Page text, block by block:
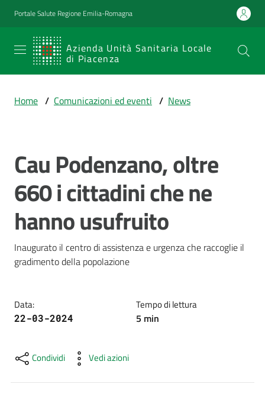
Vai al contenuto
Vai alla navigazione
Vai al footer
Portale Salute Regione Emilia-Romagna
Azienda Unità Sanitaria Locale
di Piacenza
SERVIZIO
SANITARIO
Emilia-
Sanitaria Locale
di Piacenza
Prestazioni
e
percorsi
di
cura
Come
Home / Comunicazioni ed eventi / News
Salta al contenuto
Cau Podenzano, oltre
660 i cittadini che ne
hanno usufruito
Inaugurato il centro di assistenza e urgenza che raccoglie il
gradimento della popolazione
Data:
22-03-2024
Tempo di lettura
5 min
Condividi Vedi azioni